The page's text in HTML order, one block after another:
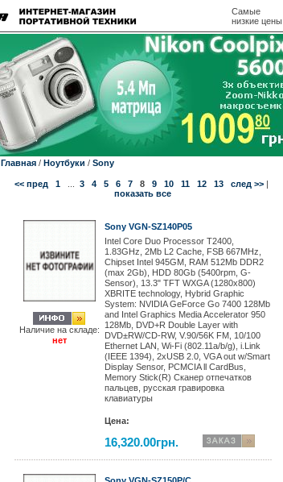
Самые
низкие цены
Главная/ Ноутбуки / Sony
<< пред 1 3 4 5 6 7 8 9 10 11 12 13 след >> |
показать все
Наличие на складе:
нет
Sony VGN-SZ140P05
Intel Core Duo Processor T2400,
1.83GHz, 2Mb L2 Cache, FSB 667MHz,
Chipset Intel 945GM, RAM 512Mb DDR2
(max 2Gb), HDD 80Gb (5400rpm, G-
Sensor), 13.3" TFT WXGA (1280x800)
XBRITE technology, Hybrid Graphic
System: NVIDIA GeForce Go 7400 128Mb
and Intel Graphics Media Accelerator 950
128Mb, DVD+R Double Layer with
DVD±RW/CD-RW, V.90/56K FM, 10/100
Ethernet LAN, Wi-Fi (802.11a/b/g), i.Link
(IEEE 1394), 2xUSB 2.0, VGA out w/Smart
Display Sensor, PCMCIA ll CardBus,
Memory Stick(R) Сканер отпечатков
пальцев, русская гравировка
клавиатуры
Цена:
16,320.00грн.